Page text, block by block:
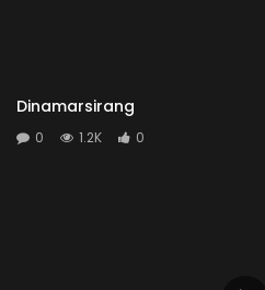
Dinamarsirang
0 1.2K 0